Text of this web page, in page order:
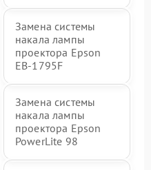
Замена системы
накала лампы
проектора Epson
EB-1795F
Замена системы
накала лампы
проектора Epson
PowerLite 98